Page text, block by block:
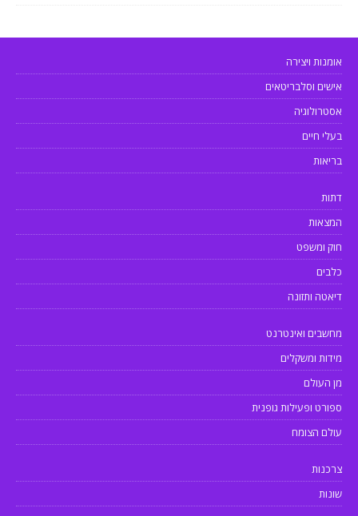
אומנות ויצירה
אישים וסלבריטאים
אסטרולוגיה
בעלי חיים
בריאות
דתות
המצאות
חוק ומשפט
כלבים
דיאטה ותזונה
מחשבים ואינטרנט
מידות ומשקלים
מן העולם
ספורט ופעילות גופנית
עולם הצומח
צרכנות
שונות